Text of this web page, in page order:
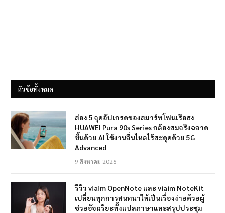
หัวข้อทั้งหมด
ส่อง 5 จุดอัปเกรดของสมาร์ทโฟนเรือธง
HUAWEI Pura 90s Series กล้องสมจริงฉลาด
ขึ้นด้วย AI ใช้งานลื่นไหลไร้สะดุดด้วย 5G
Advanced
9 สิงหาคม 2026
รีวิว viaim OpenNote และ viaim NoteKit
เปลี่ยนทุกการสนทนาให้เป็นเรื่องง่ายด้วยผู้
ช่วยอัจฉริยะทั้งแปลภาษาและสรุปประชุม